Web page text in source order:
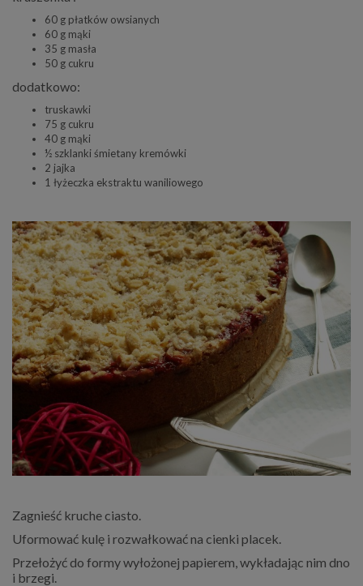
60 g płatków owsianych
60 g mąki
35 g masła
50 g cukru
dodatkowo:
truskawki
75 g cukru
40 g mąki
½ szklanki śmietany kremówki
2 jajka
1 łyżeczka ekstraktu waniliowego
Zagnieść kruche ciasto.
Uformować kulę i rozwałkować na cienki placek.
Przełożyć do formy wyłożonej papierem, wykładając nim dno
i brzegi.